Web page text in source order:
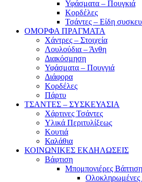
Υφάσματα – Πουγκιά
Κορδέλες
Τσάντες – Είδη
ΟΜΟΡΦΑ ΠΡΑΓΜΑΤΑ
Χάντρες – Στοιχεία
Λουλούδια – Άνθη
Διακόσμηση
Υφάσματα – Πουγγιά
Διάφορα
Κορδέλες
Πάρτυ
ΤΣΑΝΤΕΣ – ΣΥΣΚΕΥΑΣΙΑ
Χάρτινες Τσάντες
Υλικά Περιτυλίξεως
Κουτιά
Καλάθια
ΚΟΙΝΩΝΙΚΕΣ ΕΚΔΗΛΩΣΕΙΣ
Βάφτιση
Μπομπονιέρες
Ολοκληρωμένες